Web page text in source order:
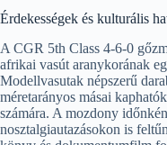
Érdekességek és kulturális
A CGR 5th Class 4-6-0
afrikai vasút aranykorának
Modellvasutak népszerű
méretarányos másai
számára. A mozdony
nosztalgiautazásokon is